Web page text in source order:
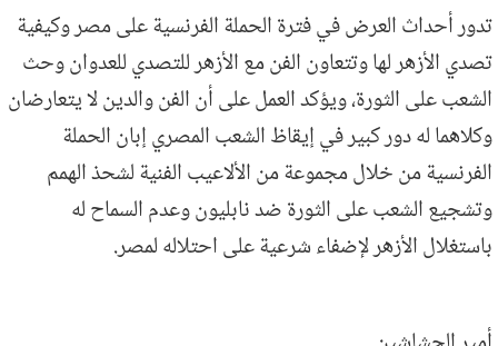
تدور أحداث العرض في فترة الحملة الفرنسية على مصر وكيفية
تصدي الأزهر لها وتتعاون الفن مع الأزهر للتصدي للعدوان وحث
الشعب على الثورة، ويؤكد العمل على أن الفن والدين لا يتعارضان
وكلاهما له دور كبير في إيقاظ الشعب المصري إبان الحملة
الفرنسية من خلال مجموعة من الألاعيب الفنية لشحذ الهمم
وتشجيع الشعب على الثورة ضد نابليون وعدم السماح له
باستغلال الأزهر لإضفاء شرعية على احتلاله لمصر.